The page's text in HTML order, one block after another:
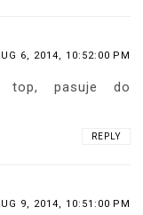
6, 2014, 10:52:00 PM
pasuje do
REPLY
9, 2014, 10:51:00 PM